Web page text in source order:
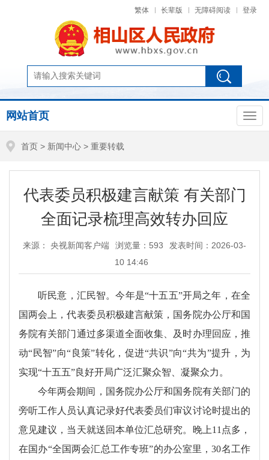
繁体 长辈版 无障碍阅读 登录
网站首页
首页 > 新闻中心 > 重要转载
代表委员积极建言献策 有关部门
全面记录梳理高效转办回应
来源： 央视新闻客户端 浏览量： 593
发表时间：2026-03-
10 14:46
听民意，汇民智。今年是“十五五”开局之年，在全
国两会上，代表委员积极建言献策，国务院办公厅和国
务院有关部门通过多渠道全面收集、及时办理回应，推
动“民智”向“良策”转化，促进“共识”向“共为”提升，为
实现“十五五”良好开局广泛汇聚众智、凝聚众力。
今年两会期间，国务院办公厅和国务院有关部门的
旁听工作人员认真记录好代表委员们审议讨论时提出的
意见建议，当天就送回本单位汇总研究。晚上11点多，
在国办“全国两会汇总工作专班”的办公室里，30名工作